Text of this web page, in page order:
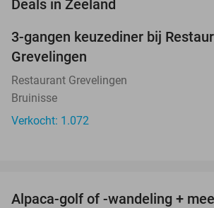
Deals in Zeeland
3-gangen keuzediner bij
Grevelingen
Restaurant Grevelingen
Bruinisse
Verkocht: 1.072
Alpaca-golf of -wandeling +